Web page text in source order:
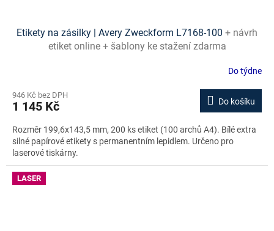
Etikety na zásilky | Avery Zweckform L7168-100 + návrh
etiket online + šablony ke stažení zdarma
Do týdne
946 Kč bez DPH
1 145 Kč Do košíku
Rozměr 199,6x143,5 mm, 200 ks etiket (100 archů A4). Bílé extra
silné papírové etikety s permanentním lepidlem. Určeno pro
laserové tiskárny.
LASER